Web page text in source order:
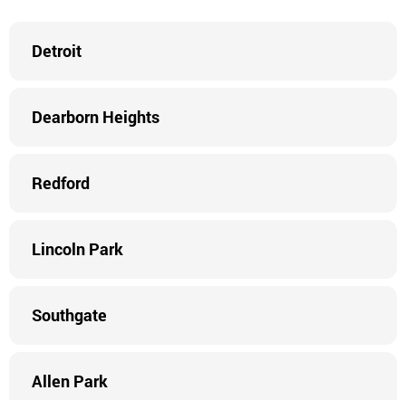
Detroit
Dearborn Heights
Redford
Lincoln Park
Southgate
Allen Park